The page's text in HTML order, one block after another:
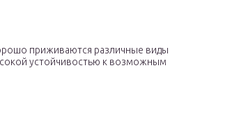
приживаются различные виды
устойчивостью к возможным